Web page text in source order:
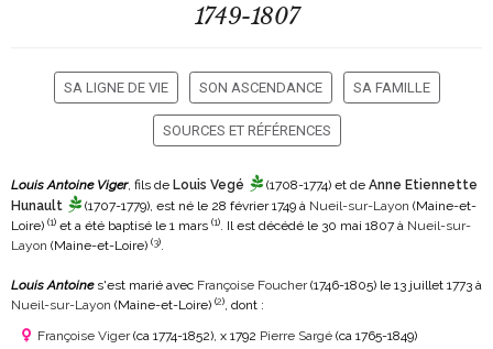
1749-1807
SA LIGNE DE VIE SON ASCENDANCE SA FAMILLE
SOURCES ET RÉFÉRENCES
Louis Antoine Viger, fils de Louis Vegé (1708-1774) et de Anne Etiennette
Hunault
(1707-1779), est né le 28 février 1749 à Nueil-sur-Layon (Maine-et-
Loire) (1) et a été baptisé le 1 mars (1). Il est décédé le 30 mai 1807 à Nueil-sur-
Layon (Maine-et-Loire) (3).
Louis Antoines'est marié avec Françoise Foucher(1746-1805) le 13 juillet 1773 à
Nueil-sur-Layon (Maine-et-Loire) (2), dont :
Françoise Viger(ca 1774-1852), x 1792 Pierre Sargé (ca 1765-1849)